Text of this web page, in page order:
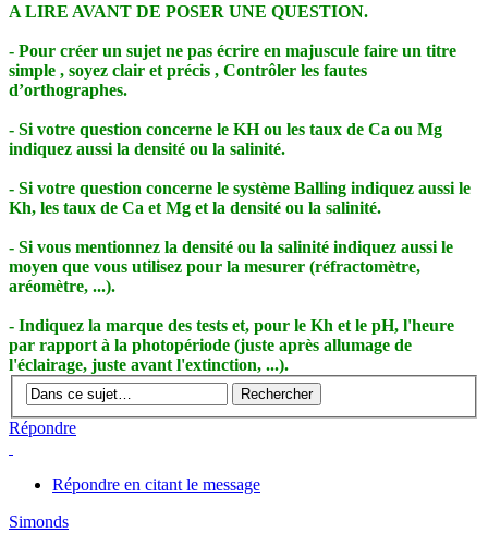
A LIRE AVANT DE POSER UNE QUESTION.
- Pour créer un sujet ne pas écrire en majuscule faire un titre
simple , soyez clair et précis , Contrôler les fautes
d’orthographes.
- Si votre question concerne le KH ou les taux de Ca ou Mg
indiquez aussi la densité ou la salinité.
- Si votre question concerne le système Balling indiquez aussi le
Kh, les taux de Ca et Mg et la densité ou la salinité.
- Si vous mentionnez la densité ou la salinité indiquez aussi le
moyen que vous utilisez pour la mesurer (réfractomètre,
aréomètre, ...).
- Indiquez la marque des tests et, pour le Kh et le pH, l'heure
par rapport à la photopériode (juste après allumage de
l'éclairage, juste avant l'extinction, ...).
Répondre
Répondre en citant le message
Simonds